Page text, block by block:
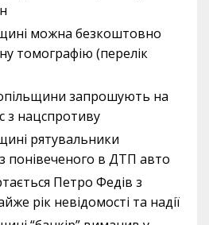
можна безкоштовно
томографію (перелік
запрошують на
з нацспротиву
рятувальники
понівеченого в ДТП авто
Петро Федів з
рік невідомості та надії